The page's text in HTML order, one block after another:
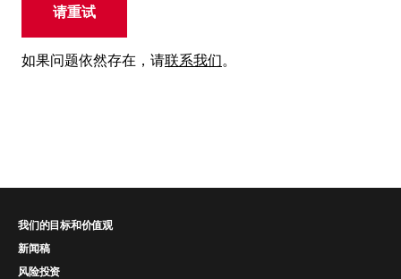
请重试
如果问题依然存在，请联系我们。
我们的目标和价值观
新闻稿
风险投资